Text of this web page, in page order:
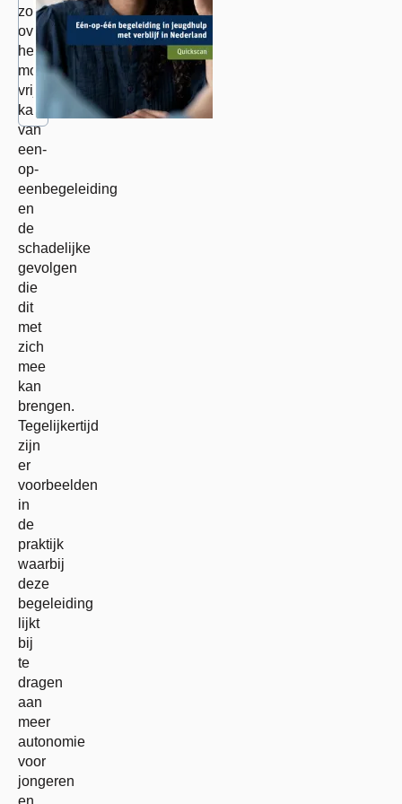
zorgen
over
het
mogelijke
vrijheidsbeperkende
karakter
van
een-
op-
eenbegeleiding
en
de
schadelijke
gevolgen
die
dit
met
zich
mee
kan
brengen.
Tegelijkertijd
zijn
er
voorbeelden
in
de
praktijk
waarbij
deze
begeleiding
lijkt
bij
te
dragen
aan
meer
autonomie
voor
jongeren
en